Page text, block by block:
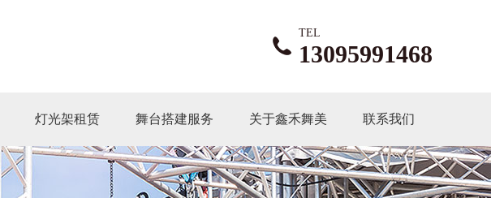
TEL
13095991468
灯光架租赁 舞台搭建服务 关于鑫禾舞美 联系我们